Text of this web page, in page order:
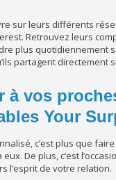
sur leurs différents
Retrouvez leurs
plus quotidiennement
partagent directement
à vos
Your
c’est plus que
De plus, c’est
l’esprit de votre relation.